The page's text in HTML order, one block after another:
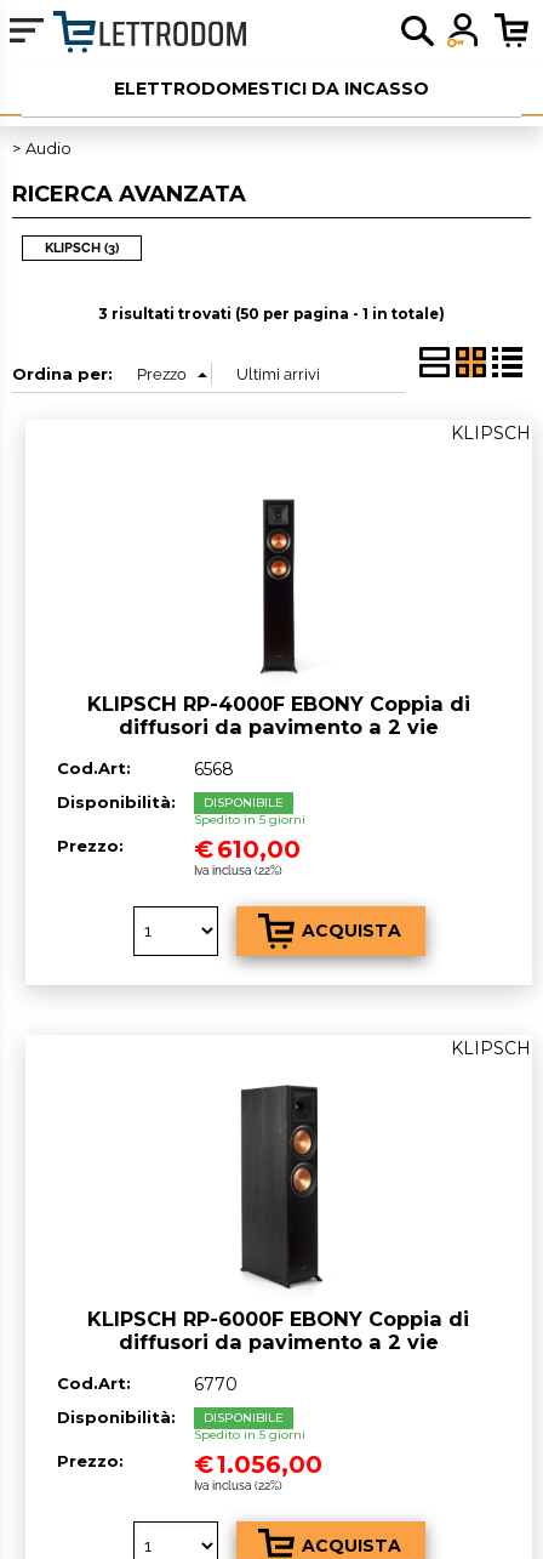
ELETTRODOMESTICI DA INCASSO
ELETTRODOMESTICI LIBERA INSTALLAZIONE
PICCOLI ELETTRODOMESTICI
Audio
RICERCA AVANZATA
KLIPSCH (3)
3 risultati trovati (50 per pagina - 1 in totale)
Ordina per:
KLIPSCH RP-4000F EBONY Coppia di
diffusori da pavimento a 2 vie
KLIPSCH
Cod.Art: 6568
Disponibilità:
DISPONIBILE
Spedito in 5 giorni
Prezzo: €610,00
Iva inclusa (22%)
KLIPSCH RP-6000F EBONY Coppia di
diffusori da pavimento a 2 vie
KLIPSCH
Cod.Art: 6770
Disponibilità:
DISPONIBILE
Spedito in 5 giorni
Prezzo: €1.056,00
Iva inclusa (22%)